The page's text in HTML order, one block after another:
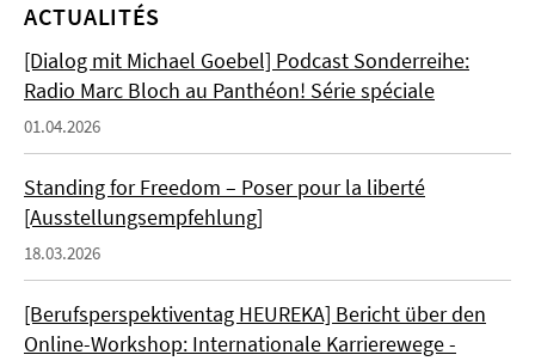
ACTUALITÉS
[Dialog mit Michael Goebel] Podcast Sonderreihe:
Radio Marc Bloch au Panthéon! Série spéciale
01.04.2026
Standing for Freedom – Poser pour la liberté
[Ausstellungsempfehlung]
18.03.2026
[Berufsperspektiventag HEUREKA] Bericht über den
Online-Workshop: Internationale Karrierewege -